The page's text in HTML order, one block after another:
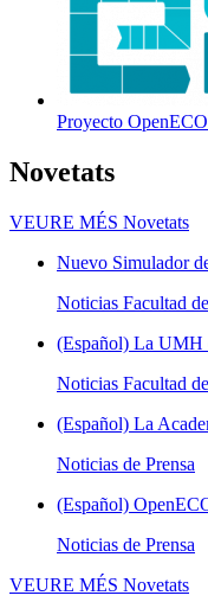
Proyecto
Novetats
VEURE MÉS Novetats
Nuevo Simulador
Noticias Facultad
(Español) La UMH
Noticias Facultad
(Español) La
Noticias de Prensa
(Español)
Noticias de Prensa
VEURE MÉS Novetats